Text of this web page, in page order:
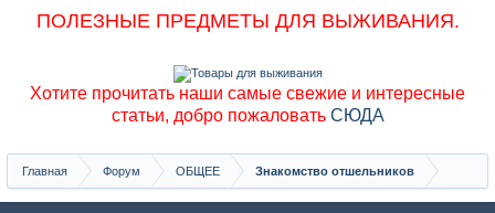
ПОЛЕЗНЫЕ ПРЕДМЕТЫ ДЛЯ ВЫЖИВАНИЯ.
Хотите прочитать наши самые свежие и интересные
статьи, добро пожаловать СЮДА
Главная Форум ОБЩЕЕ Знакомство отшельников